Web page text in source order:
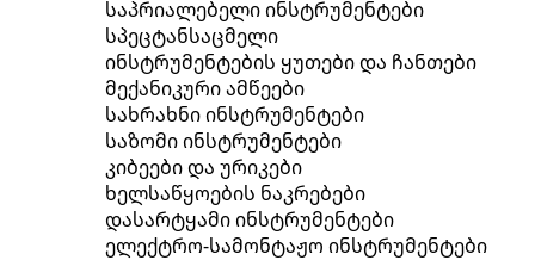
საპრიალებელი ინსტრუმენტები
სპეცტანსაცმელი
ინსტრუმენტების ყუთები და ჩანთები
მექანიკური ამწეები
სახრახნი ინსტრუმენტები
საზომი ინსტრუმენტები
კიბეები და ურიკები
ხელსაწყოების ნაკრებები
დასარტყამი ინსტრუმენტები
ელექტრო-სამონტაჟო ინსტრუმენტები